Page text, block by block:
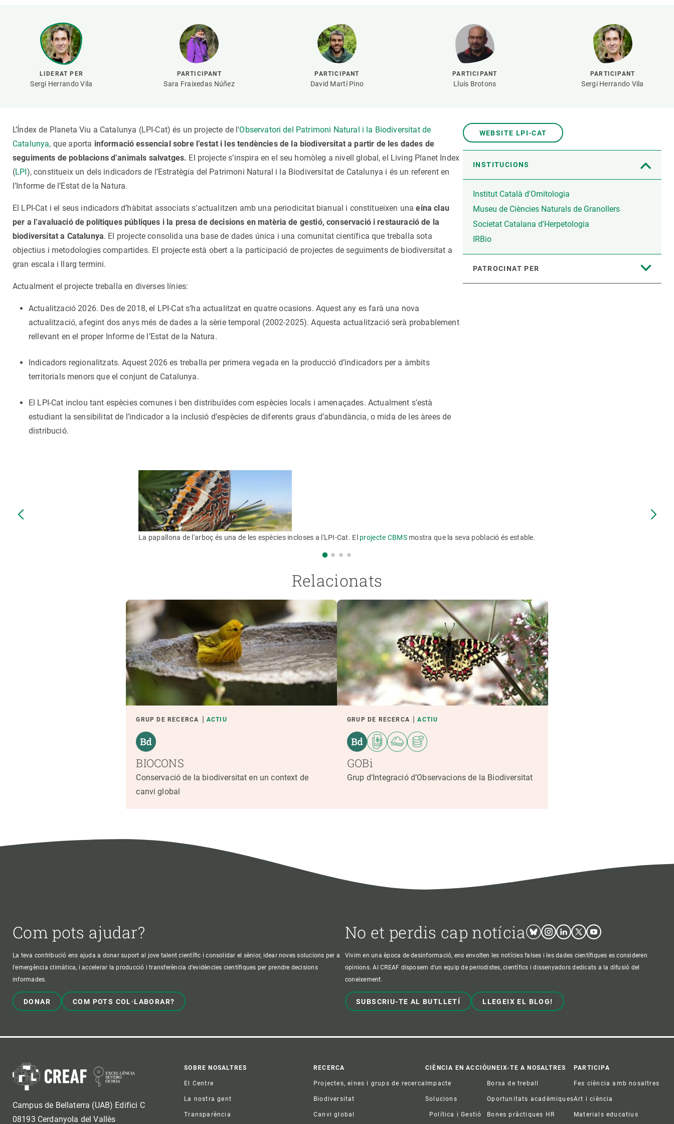
LIDERAT PER
Sergi Herrando Vila
PARTICIPANT
Sara Fraixedas Núñez
PARTICIPANT
David Martí Pino
PARTICIPANT
Lluís Brotons
PARTICIPANT
Sergi Herrando Vila
WEBSITE LPI-CAT
INSTITUCIONS
Institut Català d'Ornitologia
Museu de Ciències Naturals de Granollers
Societat Catalana d'Herpetologia
IRBio
PATROCINAT PER
L’Índex de Planeta Viu a Catalunya (LPI-Cat) és un projecte de l'Observatori del Patrimoni Natural i la Biodiversitat de
Catalunya, que aporta informació essencial sobre l’estat i les tendències de la biodiversitat a partir de les dades de
seguiments de poblacions d’animals salvatges. El projecte s’inspira en el seu homòleg a nivell global, el Living Planet Index
(LPI), constitueix un dels indicadors de l’Estratègia del Patrimoni Natural i la Biodiversitat de Catalunya i és un referent en
l’Informe de l’Estat de la Natura.
El LPI-Cat i el seus indicadors d’hàbitat associats s’actualitzen amb una periodicitat bianual i constitueixen una eina clau
per a l’avaluació de polítiques públiques i la presa de decisions en matèria de gestió, conservació i restauració de la
biodiversitat a Catalunya. El projecte consolida una base de dades única i una comunitat científica que treballa sota
objectius i metodologies compartides. El projecte està obert a la participació de projectes de seguiments de biodiversitat a
gran escala i llarg termini.
Actualment el projecte treballa en diverses línies:
Actualització 2026. Des de 2018, el LPI-Cat s’ha actualitzat en quatre ocasions. Aquest any es farà una nova
actualització, afegint dos anys més de dades a la sèrie temporal (2002-2025). Aquesta actualització serà probablement
rellevant en el proper Informe de l’Estat de la Natura.
Indicadors regionalitzats. Aquest 2026 es treballa per primera vegada en la producció d’indicadors per a àmbits
territorials menors que el conjunt de Catalunya.
El LPI-Cat inclou tant espècies comunes i ben distribuïdes com espècies locals i amenaçades. Actualment s’està
estudiant la sensibilitat de l’indicador a la inclusió d’espècies de diferents graus d’abundància, o mida de les àrees de
distribució.
La papallona de l'arboç és una de les espècies incloses a l'LPI-Cat. El projecte CBMSmostra que la seva població és estable.
Relacionats
GRUP DE RECERCA ACTIU
BIOCONS
Conservació de la biodiversitat en un context de
canvi global
GRUP DE RECERCA ACTIU
GOBi
Grup d’Integració d’Observacions de la Biodiversitat
Com pots ajudar?
La teva contribució ens ajuda a donar suport al jove talent científic i consolidar el sènior, idear noves solucions per a
l'emergència climàtica, i accelerar la producció i transferència d’evidències científiques per prendre decisions
informades.
DONAR COM POTS COL·LABORAR?
No et perdis cap notícia BlueskyInstagram
LinkedinTwitterYoutube
Vivim en una època de desinformació, ens envolten les notícies falses i les dades científiques es consideren
opinions. Al CREAF disposem d'un equip de periodistes, científics i dissenyadors dedicats a la difusió del
coneixement.
SUBSCRIU-TE AL BUTLLETÍ LLEGEIX EL BLOG!
Campus de Bellaterra (UAB) Edifici C
08193 Cerdanyola del Vallès
Footer
SOBRE NOSALTRES
El Centre
La nostra gent
Transparència
RECERCA
Projectes, eines i grups de recerca
Biodiversitat
Canvi global
CIÈNCIA EN ACCIÓ
Impacte
Solucions
Política i Gestió
UNEIX-TE A NOSALTRES
Borsa de treball
Oportunitats acadèmiques
Bones pràctiques HR
PARTICIPA
Fes ciència amb nosaltres
Art i ciència
Materials educatius
Equitat, Diversitat i Inclusió (EDI)
Oficina de premsa
Ciència oberta i gestió del coneixement
Documentació
Publicacions
Synthesis Actions
Segell de bones pràctiques HRS4R
Un lloc on créixer
Desenvolupament de carrera
Seminaris i activitats internes
Funcionament dels ecosistemes
Observació de la terra